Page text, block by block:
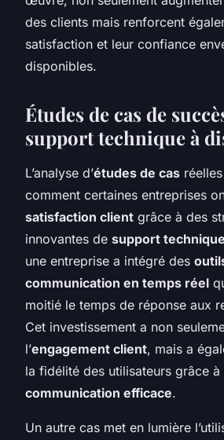
des clients mais renforcent
satisfaction et leur confiance
disponibles.
Études de cas de
support technique à
L’analyse d’études de cas
comment certaines entreprises
satisfaction client grâce à des
innovantes de support technique
une entreprise a intégré des
communication en temps réel
moitié le temps de réponse aux
Cet investissement a non
l’engagement client, mais a
la fidélité des utilisateurs grâce à
communication efficace.
Un autre cas met en lumière